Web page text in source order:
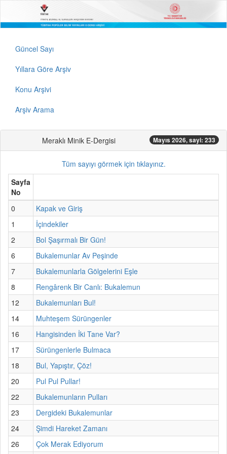
Güncel Sayı
Yıllara Göre Arşiv
Konu Arşivi
Arşiv Arama
Meraklı Minik E-Dergisi Mayıs 2026, sayi: 233
Tüm sayıyı görmek için tıklayınız.
Sayfa
No
0
Kapak ve Giriş
1
İçindekiler
2
Bol Şaşırmalı Bir Gün!
6
Bukalemunlar Av Peşinde
7
Bukalemunlarla Gölgelerini Eşle
8
Rengârenk Bir Canlı: Bukalemun
12
Bukalemunları Bul!
14
Muhteşem Sürüngenler
16
Hangisinden İki Tane Var?
17
Sürüngenlerle Bulmaca
18
Bul, Yapıştır, Çöz!
20
Pul Pul Pullar!
22
Bukalemunların Pulları
23
Dergideki Bukalemunlar
24
Şimdi Hareket Zamanı
26
Çok Merak Ediyorum